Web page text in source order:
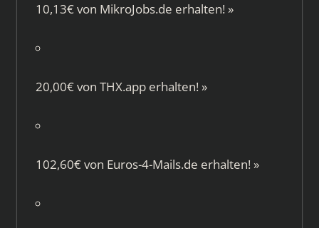
10,13€ von MikroJobs.de erhalten! »
20,00€ von THX.apperhalten! »
102,60€ von Euros-4-Mails.de erhalten! »